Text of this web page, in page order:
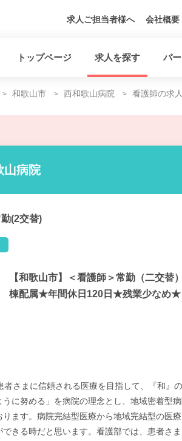
求人ご担当者様へ 会社概要
トップページ 求人を探す パ
和歌山市 西和歌山病院 看護師の求人
山病院
(2交替)
【和歌山市】＜看護師＞常勤（二交
棟配属★年間休日120日★残業少なめ★
さまに信頼される医療を目指して、『和』
に努める」を病院の理念とし、地域密着型
ます。病院完結型医療から地域完結型の医
きる時だと思います。看護部では、患者さ